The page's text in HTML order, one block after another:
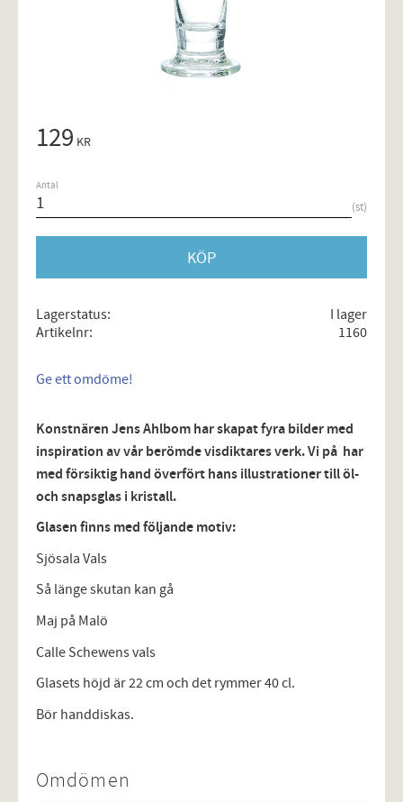
129 KR
Antal
st
KÖP
Lagerstatus
I lager
Artikelnr
1160
Ge ett omdöme!
Konstnären Jens Ahlbom har skapat fyra bilder med
inspiration av vår berömde visdiktares verk. Vi på har
med försiktig hand överfört hans illustrationer till öl-
och snapsglas i kristall.
Glasen finns med följande motiv:
Sjösala Vals
Så länge skutan kan gå
Maj på Malö
Calle Schewens vals
Glasets höjd är 22 cm och det rymmer 40 cl.
Bör handdiskas.
Omdömen